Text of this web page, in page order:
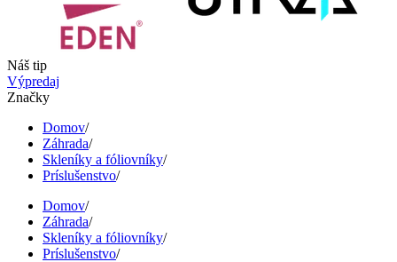
Náš tip
Výpredaj
Značky
Domov/
Záhrada/
Skleníky a fóliovníky/
Príslušenstvo/
Domov/
Záhrada/
Skleníky a fóliovníky/
Príslušenstvo/